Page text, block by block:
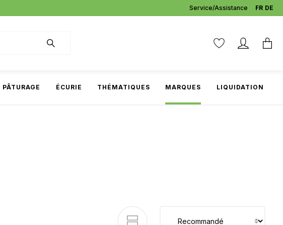
Service/Assistance DE
FR
PÂTURAGE ÉCURIE THÉMATIQUES MARQUES LIQUIDATION